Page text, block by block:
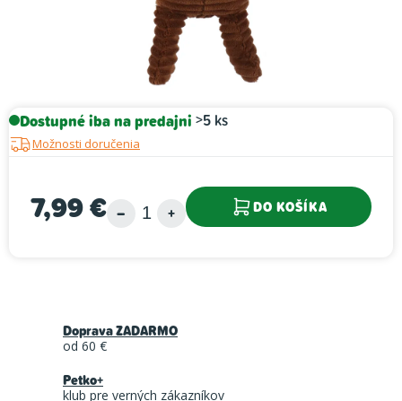
Dostupné iba na predajni >5 ks
Možnosti doručenia
7,99 € DO KOŠÍKA
Doprava ZADARMO
od 60 €
Petko+
klub pre verných zákazníkov